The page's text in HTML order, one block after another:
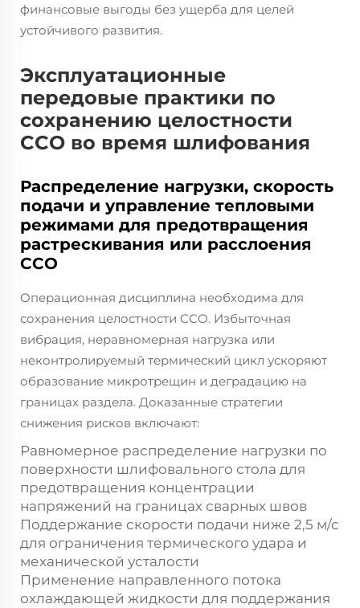
финансовые выгоды без ущерба для целей
устойчивого развития.
Эксплуатационные
передовые практики по
сохранению целостности
CCO во время шлифования
Распределение нагрузки, скорость
подачи и управление тепловыми
режимами для предотвращения
растрескивания или расслоения
CCO
Операционная дисциплина необходима для
сохранения целостности CCO. Избыточная
вибрация, неравномерная нагрузка или
неконтролируемый термический цикл ускоряют
образование микротрещин и деградацию на
границах раздела. Доказанные стратегии
снижения рисков включают:
Равномерное распределение нагрузки по
поверхности шлифовального стола для
предотвращения концентрации
напряжений на границах сварных швов
Поддержание скорости подачи ниже 2,5 м/с
для ограничения термического удара и
механической усталости
Применение направленного потока
охлаждающей жидкости для поддержания